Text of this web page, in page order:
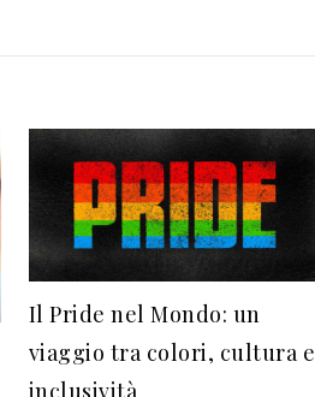
Il Pride nel Mondo: un
viaggio tra colori, cultura e
inclusività